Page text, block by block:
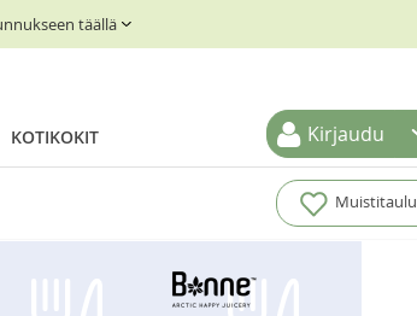
täällä
KOTIKOKIT Kirjaudu
Muistitaulu